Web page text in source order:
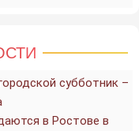
субботник –
в Ростове в